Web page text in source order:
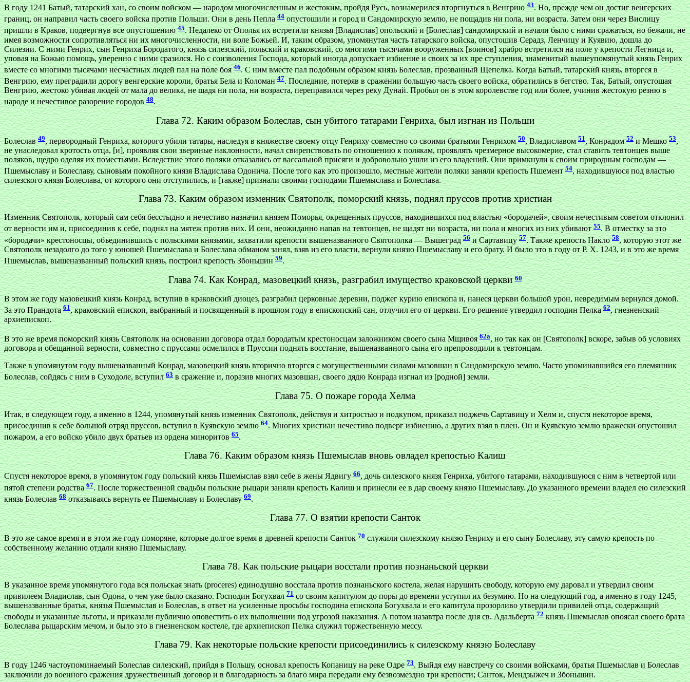
В году 1241 Батый, татарский хан, со своим войском — народом многочисленным и жестоким, пройдя Русь, вознамерился вторгнуться в Венгрию43. Но, прежде чем он достиг венгерских
границ, он направил часть своего войска против Польши. Они в день Пепла44опустошили и город и Сандомирскую землю, не пощадив ни пола, ни возраста. Затем они через Вислицу
пришли в Краков, подвергнув все опустошению45. Недалеко от Ополья их встретили князья [Владислав] опольский и [Болеслав] сандомирский и начали было с ними сражаться, но бежали, не
имея возможности сопротивляться ни их многочисленности, ни воле Божьей. И, таким образом, упомянутая часть татарского войска, опустошив Серадз, Ленчицу и Куявию, дошла до
Силезии. С ними Генрих, сын Генриха Бородатого, князь силезский, польский и краковский, со многими тысячами вооруженных [воинов] храбро встретился на поле у крепости Легница и,
уповая на Божью помощь, уверенно с ними сразился. Но с соизволения Господа, который иногда допускает избиение и своих за их пре ступления, знаменитый вышеупомянутый князь Генрих
вместе со многими тысячами несчастных людей пал на поле боя46. С ним вместе пал подобным образом князь Болеслав, прозванный Щепелка. Когда Батый, татарский князь, вторгся в
Венгрию, ему преградили дорогу венгерские короли, братья Бела и Коломан47. Последние, потеряв в сражении большую часть своего войска, обратились в бегство. Так, Батый, опустошая
Венгрию, жестоко убивая людей от мала до велика, не щадя ни пола, ни возраста, переправился через реку Дунай. Пробыл он в этом королевстве год или более, учинив жестокую резню в
народе и нечестивое разорение городов 48.
Глава 72. Каким образом Болеслав, сын убитого татарами Генриха, был изгнан из Польши
Болеслав49, первородный Генриха, которого убили татары, наследуя в княжестве своему отцу Генриху совместно со своими братьями Генрихом50, Владиславом51, Конрадом52и Мешко53,
не унаследовал кротость отца, [и], проявляя свои звериные наклонности, начал свирепствовать по отношению к полякам, проявлять чрезмерное высокомерие, стал ставить тевтонцев выше
поляков, щедро оделяя их поместьями. Вследствие этого поляки отказались от вассальной присяги и добровольно ушли из его владений. Они примкнули к своим природным господам —
Пшемыславу и Болеславу, сыновьям покойного князя Владислава Одонича. После того как это произошло, местные жители поляки заняли крепость Пшемент54, находившуюся под властью
силезского князя Болеслава, от которого они отступились, и [также] признали своими господами Пшемыслава и Болеслава.
Глава 73. Каким образом изменник Святополк, поморский князь, поднял пруссов против христиан
Изменник Святополк, который сам себя бесстыдно и нечестиво назначил князем Поморья, окрещенных пруссов, находившихся под властью «бородачей», своим нечестивым советом отклонил
от верности им и, присоединив к себе, поднял на мятеж против них. И они, неожиданно напав на тевтонцев, не щадят ни возраста, ни пола и многих из них убивают55. В отместку за это
«бородачи» крестоносцы, объединившись с польскими князьями, захватили крепости вышеназванного Святополка — Вышеград56и Сартавицу57. Также крепость Накло58, которую этот же
Святополк незадолго до того у юношей Пшемыслава и Болеслава обманом занял, взяв из его власти, вернули князю Пшемыславу и его брату. И было это в году от Р. X. 1243, и в это же время
Пшемыслав, вышеназванный польский князь, построил крепость Збоньшин59.
Глава 74. Как Конрад, мазовецкий князь, разграбил имущество краковской церкви60
В этом же году мазовецкий князь Конрад, вступив в краковский диоцез, разграбил церковные деревни, поджег курию епископа и, нанеся церкви большой урон, невредимым вернулся домой.
За это Прандота61, краковский епископ, выбранный и посвященный в прошлом году в епископский сан, отлучил его от церкви. Его решение утвердил господин Пелка62, гнезненский
архиепископ.
В это же время поморский князь Святополк на основании договора отдал бородатым крестоносцам заложником своего сына Мщивоя62a, но так как он [Святополк] вскоре, забыв об условиях
договора и обещанной верности, совместно с пруссами осмелился в Пруссии поднять восстание, вышеназванного сына его препроводили к тевтонцам.
Также в упомянутом году вышеназванный Конрад, мазовецкий князь вторично вторгся с могущественными силами мазовшан в Сандомирскую землю. Часто упоминавшийся его племянник
Болеслав, сойдясь с ним в Суходоле, вступил63в сражение и, поразив многих мазовшан, своего дядю Конрада изгнал из [родной] земли.
Глава 75. О пожаре города Хелма
Итак, в следующем году, а именно в 1244, упомянутый князь изменник Святополк, действуя и хитростью и подкупом, приказал поджечь Сартавицу и Хелм и, спустя некоторое время,
присоединив к себе большой отряд пруссов, вступил в Куявскую землю64. Многих христиан нечестиво подверг избиению, а других взял в плен. Он и Куявскую землю вражески опустошил
пожаром, а его войско убило двух братьев из ордена миноритов65.
Глава 76. Каким образом князь Пшемыслав вновь овладел крепостью Калиш
Спустя некоторое время, в упомянутом году польский князь Пшемыслав взял себе в жены Ядвигу66, дочь силезского князя Генриха, убитого татарами, находившуюся с ним в четвертой или
пятой степени родства67. После торжественной свадьбы польские рыцари заняли крепость Калиш и принесли ее в дар своему князю Пшемыславу. До указанного времени владел ею силезский
князь Болеслав68отказываясь вернуть ее Пшемыславу и Болеславу69.
Глава 77. О взятии крепости Санток
В это же самое время и в этом же году поморяне, которые долгое время в древней крепости Санток70служили силезскому князю Генриху и его сыну Болеславу, эту самую крепость по
собственному желанию отдали князю Пшемыславу.
Глава 78. Как польские рыцари восстали против познаньской церкви
В указанное время упомянутого года вся польская знать (proceres) единодушно восстала против познаньского костела, желая нарушить свободу, которую ему даровал и утвердил своим
привилеем Владислав, сын Одона, о чем уже было сказано. Господин Богухвал71со своим капитулом до поры до времени уступил их безумию. Но на следующий год, а именно в году 1245,
вышеназванные братья, князья Пшемыслав и Болеслав, в ответ на усиленные просьбы господина епископа Богухвала и его капитула прозорливо утвердили привилей отца, содержащий
свободы и указанные льготы, и приказали публично оповестить о их выполнении под угрозой наказания. А потом назавтра после дня св. Адальберта72князь Пшемыслав опоясал своего брата
Болеслава рыцарским мечом, и было это в гнезненском костеле, где архиепископ Пелка служил торжественную мессу.
Глава 79. Как некоторые польские крепости присоединились к силезскому князю Болеславу
В году 1246 частоупоминаемый Болеслав силезский, прийдя в Польшу, основал крепость Копаницу на реке Одре73. Выйдя ему навстречу со своими войсками, братья Пшемыслав и Болеслав
заключили до военного сражения дружественный договор и в благодарность за благо мира передали ему безвозмездно три крепости; Санток, Мендзыжеч и Збоньшин.